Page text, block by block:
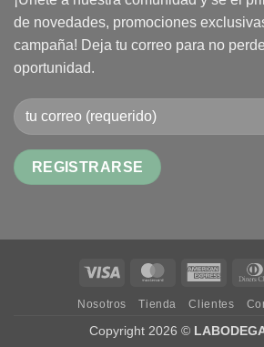
de novedades, promociones
campaña! Deja tu correo para no
oportunidad.
Visa MasterCard
Nosotros Tienda Clientes
Copyright 2026 ©